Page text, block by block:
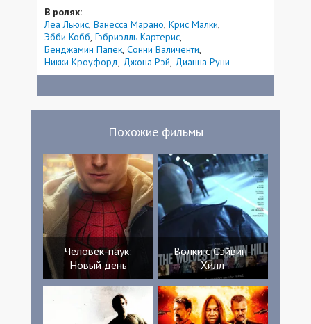
В ролях:
Леа Льюис Ванесса Марано Крис Малки
Эбби Кобб Гэбриэлль Картерис
Бенджамин Папек Сонни Валиченти
Никки Кроуфорд Джона Рэй Дианна Руни
Похожие фильмы
Человек-паук:
Новый день
Волки с Сэйвин-
Хилл